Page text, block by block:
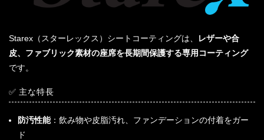
Starex（スターレックス）シートコーティングは、
レザーや合
皮、ファブリック素材の座席を長期間保護する専用コーティング
です。
✅ 主な特長
防汚性能：飲み物や皮脂汚れ、ファンデーションの付着をガー
ド